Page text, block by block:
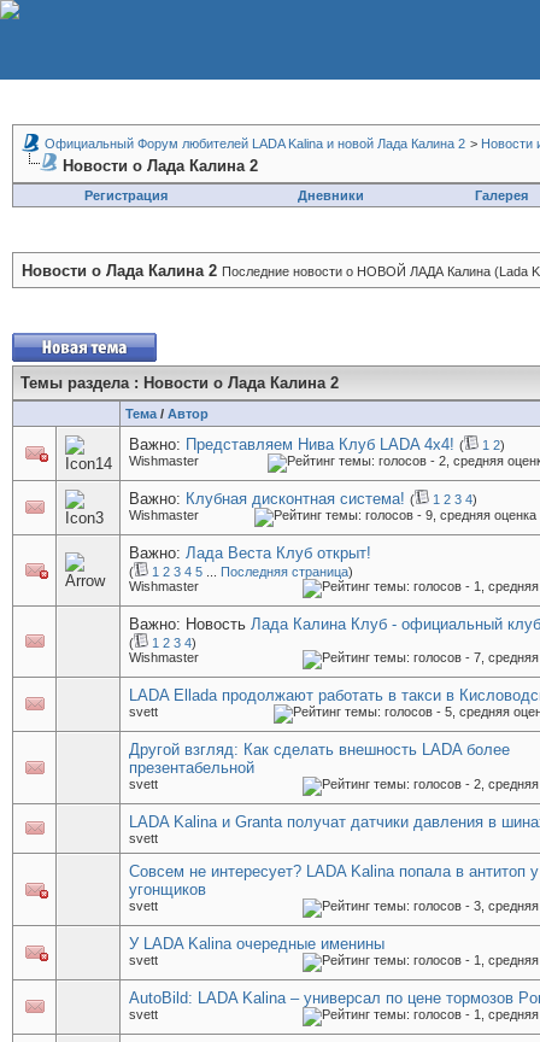
Официальный Форум любителей LADA Kalina и новой Лада Калина 2 > Новости
Новости о Лада Калина 2
Регистрация Дневники Галерея
Новости о Лада Калина 2 Последние новости о НОВОЙ ЛАДА Калина (Lada
Темы раздела: Новости о Лада Калина 2
Тема / Автор
Важно: Представляем Нива Клуб LADA 4x4! ( 1 2)
Wishmaster
Важно: Клубная дисконтная система! ( 1 2 3 4)
Wishmaster
Важно: Лада Веста Клуб открыт!
( 1 2 3 4 5 Последняя страница)
Wishmaster
Важно: Новость Лада Калина Клуб - официальный
( 1 2 3 4)
Wishmaster
LADA Ellada продолжают работать в такси в
svett
Другой взгляд: Как сделать внешность LADA более
презентабельной
svett
LADA Kalina и Granta получат датчики давления в
svett
Совсем не интересует? LADA Kalina попала в антитоп у
угонщиков
svett
У LADA Kalina очередные именины
svett
AutoBild: LADA Kalina – универсал по цене тормозов
svett